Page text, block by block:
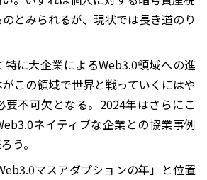
とみられるが、現状では長き道のり
特に大企業によるWeb3.0領域への進
この領域で世界と戦っていくにはや
要不可欠となる。2024年はさらにこ
ネイティブな企業との協業事例
う。
マスアダプションの年」と位置